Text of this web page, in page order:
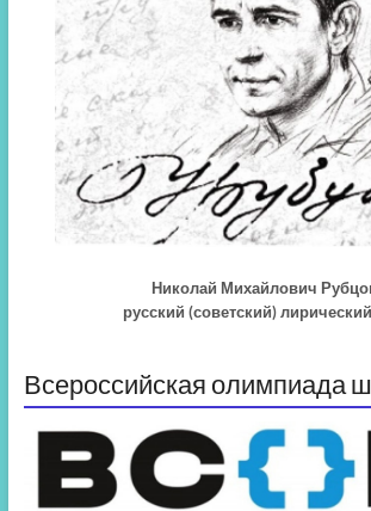
Николай Михайлович
русский (советский)
Всероссийская олимпиада